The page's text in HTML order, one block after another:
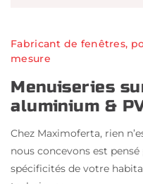
Menuiseries
aluminium &
Fabricant de fenêtres,
mesure
Chez Maximoferta, rien
nous concevons est
spécificités de votre